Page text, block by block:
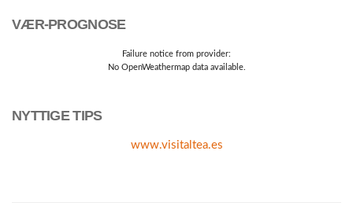
VÆR-PROGNOSE
Failure notice from provider:
No OpenWeathermap data available.
NYTTIGE TIPS
www.visitaltea.es